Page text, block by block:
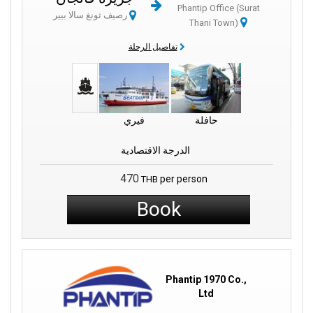
لإرسال بريد.
خارج الرصيف، توفر الجزيرة العديد من الأنشطة. هناك حفلة اكتمال
تبحث عن الهدوء، قم بزيارة قرية بان تاي لاكتشاف الحياة المحلية في
الجزيرة. كما يقدم سوق الطعام في تونج سالا مجموعة واسعة من
الأطباق الشهية، من الكاري إلى المأكولات البحرية.
لأولئك الذين يرغبون في استكشاف ما بعد كوه فانجان، يعد الرصيف
نقطة انطلاق مثالية. سواء كنت متجهاً إلى كوه ساموي للاسترخاء أو إلى
كوه تاو لاكتشاف الحياة البحرية، فإن السفر عبر الرصيف يجعل التنقل
كوه فانجان وكوه ساموي من الجزر الشهيرة في تايلاند. تشتهر كوه
فانجان بحفلة اكتمال القمر، بينما تشتهر كوه ساموي بمنتجعاتها الفاخرة
ومياهه الصافية، مما يجعله مكانًا مثاليًا للاسترخاء والاستمتاع بالمياه. كما
على حد سواء.
يقدم تونج سالا الكثير. هناك الأسواق النابضة بالحياة التي تعرض الحرف
رصيف ثونغ سالا بيير
Phantip Office (Surat
Thani Town)
تفاصيل الرحلة
فيري حافلة
الدرجة الاقتصادية
470 THB per person
Book
Phantip 1970 Co.,
Ltd